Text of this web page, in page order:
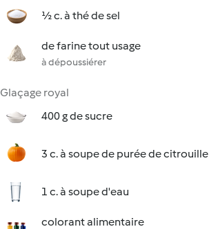
½ c. à thé de sel
de farine tout usage
à dépoussiérer
Glaçage royal
400 g de sucre
3 c. à soupe de purée de citrouille
1 c. à soupe d'eau
colorant alimentaire